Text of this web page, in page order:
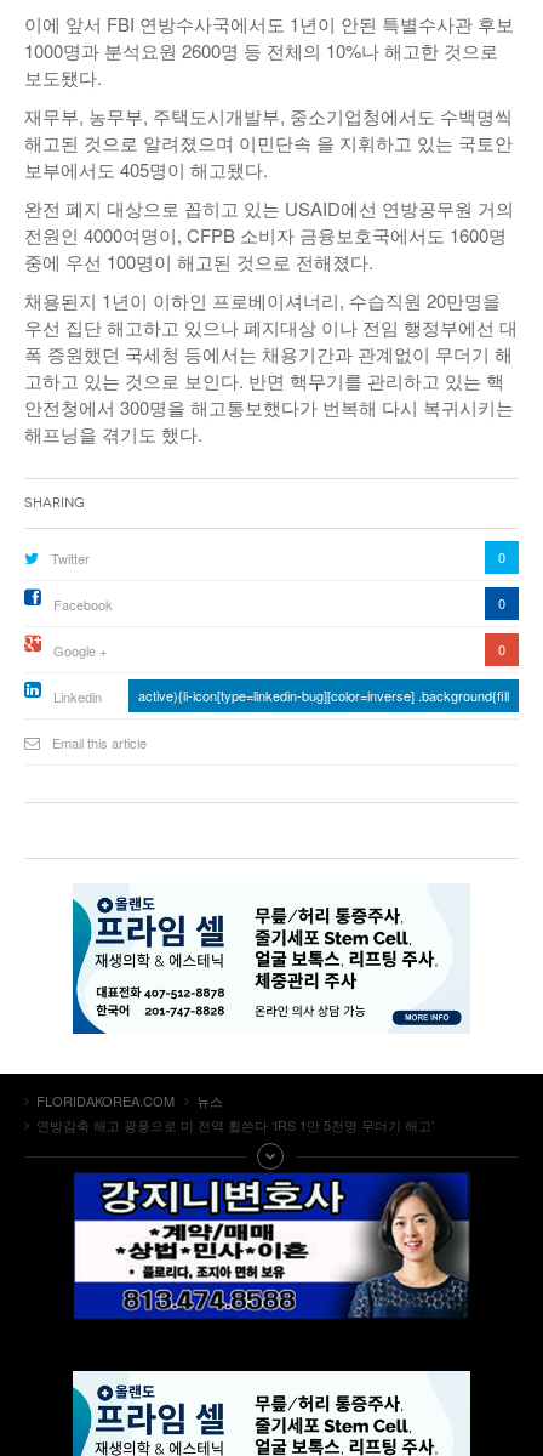
이에 앞서 FBI 연방수사국에서도 1년이 안된 특별수사관 후보
1000명과 분석요원 2600명 등 전체의 10%나 해고한 것으로
보도됐다.
재무부, 농무부, 주택도시개발부, 중소기업청에서도 수백명씩
해고된 것으로 알려졌으며 이민단속 을 지휘하고 있는 국토안
보부에서도 405명이 해고됐다.
완전 폐지 대상으로 꼽히고 있는 USAID에선 연방공무원 거의
전원인 4000여명이, CFPB 소비자 금융보호국에서도 1600명
중에 우선 100명이 해고된 것으로 전해졌다.
채용된지 1년이 이하인 프로베이셔너리, 수습직원 20만명을
우선 집단 해고하고 있으나 폐지대상 이나 전임 행정부에선 대
폭 증원했던 국세청 등에서는 채용기간과 관계없이 무더기 해
고하고 있는 것으로 보인다. 반면 핵무기를 관리하고 있는 핵
안전청에서 300명을 해고통보했다가 번복해 다시 복귀시키는
해프닝을 겪기도 했다.
Sharing
Twitter 0
Facebook 0
Google + 0
Linkedin active){li-icon[type=linkedin-bug][color=inverse] .background{fill
Email this article
FLORIDAKOREA.COM
뉴스
연방감축 해고 광풍으로 미 전역 휩쓴다 ‘IRS 1만 5천명 무더기 해고’